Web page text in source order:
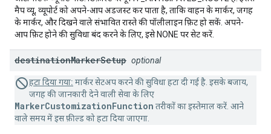
मैप व्यू, व्यूपोर्ट को अपने-आप अडजस्ट कर पाता है, ताकि वाहन के मार्कर, जगह
के मार्कर, और दिखने वाले संभावित रास्ते की पॉलीलाइन फ़िट हो सकें. अपने-
आप फ़िट होने की सुविधा बंद करने के लिए, इसे NONE पर सेट करें.
destinationMarkerSetup optional
हटा दिया गया: मार्कर सेटअप करने की सुविधा हटा दी गई है. इसके बजाय,
जगह की जानकारी देने वाली सेवा के लिए
MarkerCustomizationFunction तरीकों का इस्तेमाल करें. आने
वाले समय में इस फ़ील्ड को हटा दिया जाएगा.